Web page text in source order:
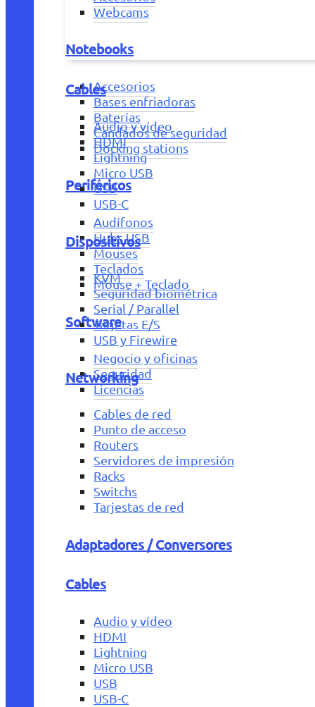
Webcams
Notebooks
Accesorios
Bases enfriadoras
Baterías
Candados de seguridad
Docking stations
Periféricos
Audífonos
Hubs USB
Mouses
Teclados
Mouse + Teclado
Software
Negocio y oficinas
Seguridad
Licencias
Cables
Audio y vídeo
HDMI
Lightning
Micro USB
USB
USB-C
Dispositivos
KVM
Seguridad biométrica
Serial / Parallel
Tarjetas E/S
USB y Firewire
Networking
Cables de red
Punto de acceso
Routers
Servidores de impresión
Racks
Switchs
Tarjestas de red
Adaptadores / Conversores
Cables
Audio y vídeo
HDMI
Lightning
Micro USB
USB
USB-C